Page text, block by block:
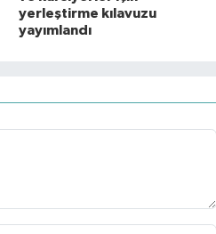
yerleştirme kılavuzu
yayımlandı